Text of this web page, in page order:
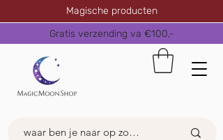
Magische producten
Gratis verzending va €100,-